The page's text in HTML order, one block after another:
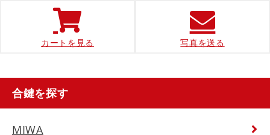
カートを見る 写真を送る
合鍵を探す
MIWA